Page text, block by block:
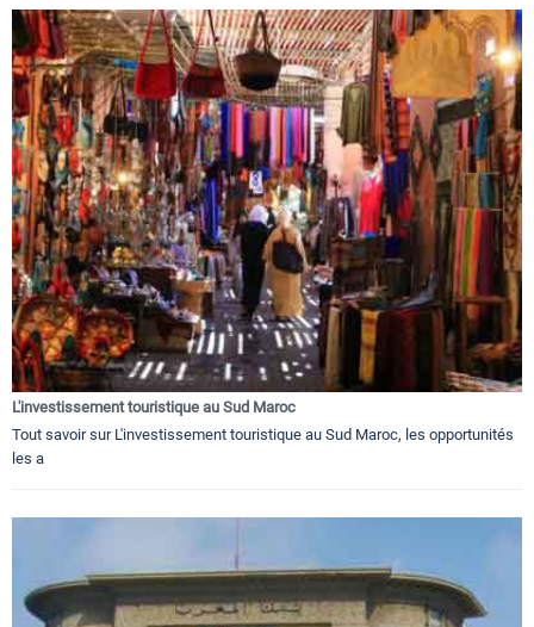
L'investissement touristique au Sud Maroc
Tout savoir sur L'investissement touristique au Sud Maroc, les opportunités
les a